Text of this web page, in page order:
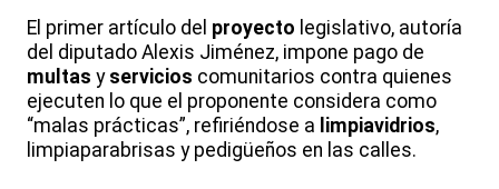
El primer artículo del proyecto legislativo, autoría
del diputado Alexis Jiménez, impone pago de
multas y servicios comunitarios contra quienes
ejecuten lo que el proponente considera como
“malas prácticas”, refiriéndose a limpiavidrios,
limpiaparabrisas y pedigüeños en las calles.